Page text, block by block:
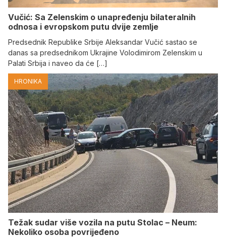
Vučić: Sa Zelenskim o unapređenju bilateralnih
odnosa i evropskom putu dvije zemlje
Predsednik Republike Srbije Aleksandar Vučić sastao se
danas sa predsednikom Ukrajine Volodimirom Zelenskim u
Palati Srbija i naveo da će […]
HRONIKA
Težak sudar više vozila na putu Stolac – Neum:
Nekoliko osoba povrijeđeno